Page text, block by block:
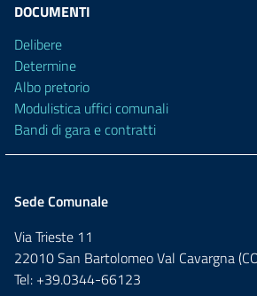
DOCUMENTI
Delibere
Determine
Albo pretorio
Modulistica uffici comunali
Bandi di gara e contratti
Sede Comunale
Via Trieste 11
22010 San Bartolomeo Val Cavargna
Tel: +39.0344-66123